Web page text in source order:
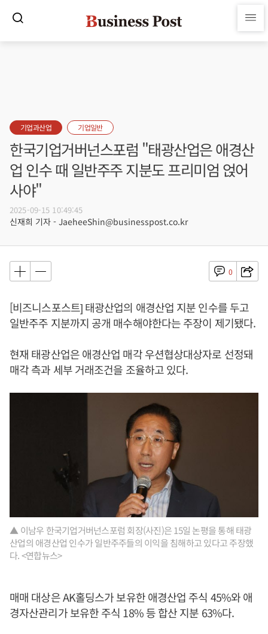
기업과산업 기업일반
한국기업거버넌스포럼 "태광산업은 애경산
업 인수 때 일반주주 지분도 프리미엄 얹어
사야"
2025-09-15 10:49:45
신재희 기자 - JaeheeShin@businesspost.co.kr
0
[비즈니스포스트] 태광산업의 애경산업 지분 인수를 두고
일반주주 지분까지 공개 매수해야한다는 주장이 제기됐다.
현재 태광산업은 애경산업 매각 우션협상대상자로 선정돼
매각 측과 세부 거래조건을 조율하고 있다.
▲ 이남우 한국기업거버넌스포럼 회장(사진)은 15일 논평을 통해 태광
산업의 애경산업 인수가 일반주주들의 이익을 침해하고 있다고 주장했
다. <연합뉴스>
매매 대상은 AK홀딩스가 보유한 애경산업 주식 45%와 애
경자산관리가 보유한 주식 18% 등 합산 지분 63%다.